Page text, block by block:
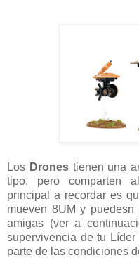
Los Dronestienen una
tipo, pero comparten
principal a recordar es
mueven 8UM y
amigas (ver a
supervivencia de tu
parte de las condiciones